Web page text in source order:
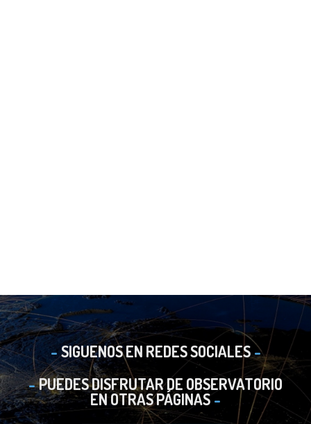
SIGUENOS EN REDES SOCIALES
PUEDES DISFRUTAR DE OBSERVATORIO
EN OTRAS PÁGINAS